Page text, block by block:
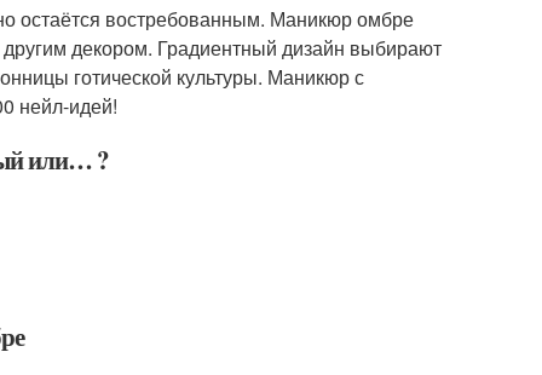
остаётся востребованным. Маникюр омбре
декором. Градиентный дизайн выбирают
готической культуры. Маникюр с
нейл-идей!
или… ?